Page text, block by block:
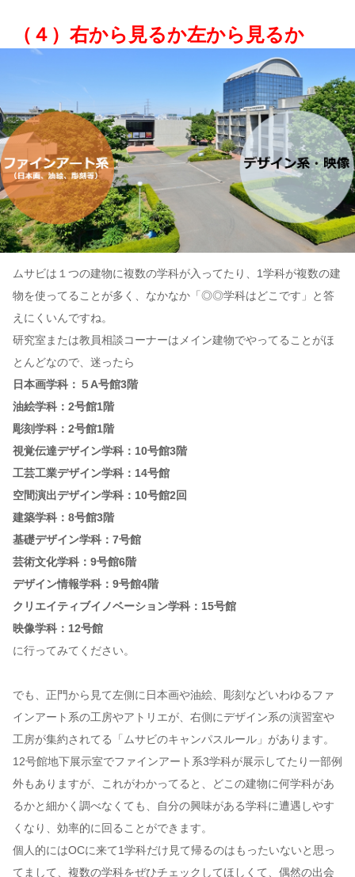
（４）右から見るか左から見るか
ムサビは１つの建物に複数の学科が入ってたり、1学科が複数の建
物を使ってることが多く、なかなか「◎◎学科はどこです」と答
えにくいんですね。
研究室または教員相談コーナーはメイン建物でやってることがほ
とんどなので、迷ったら
日本画学科：５A号館3階
油絵学科：2号館1階
彫刻学科：2号館1階
視覚伝達デザイン学科：10号館3階
工芸工業デザイン学科：14号館
空間演出デザイン学科：10号館2回
建築学科：8号館3階
基礎デザイン学科：7号館
芸術文化学科：9号館6階
デザイン情報学科：9号館4階
クリエイティブイノベーション学科：15号館
映像学科：12号館
に行ってみてください。
でも、正門から見て左側に日本画や油絵、彫刻などいわゆるファ
インアート系の工房やアトリエが、右側にデザイン系の演習室や
工房が集約されてる「ムサビのキャンパスルール」があります。
12号館地下展示室でファインアート系3学科が展示してたり一部例
外もありますが、これがわかってると、どこの建物に何学科があ
るかと細かく調べなくても、自分の興味がある学科に遭遇しやす
くなり、効率的に回ることができます。
個人的にはOCに来て1学科だけ見て帰るのはもったいないと思っ
てまして、複数の学科をぜひチェックしてほしくて、偶然の出会